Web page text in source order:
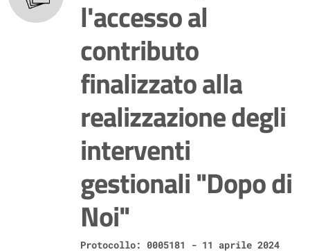
l'accesso al
contributo
finalizzato alla
realizzazione degli
interventi
gestionali "Dopo di
Noi"
Protocollo: 0005181 - 11 aprile 2024